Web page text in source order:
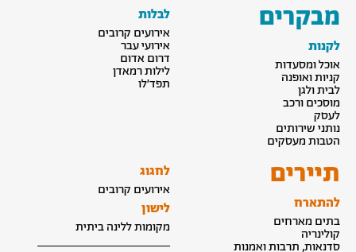
מבקרים
לקנות
אוכל ומסעדות
קניות ואופנה
לבית ולגן
מוסכים ורכב
לעסק
נותני שירותים
הטבות מעסקים
לבלות
אירועים קרובים
אירועי עבר
דרום אדום
לילות רמאדן
תפד׳לו
תיירים
להתארח
בתים מארחים
קולינריה
סדנאות, תרבות ואמנות
לחגוג
אירועים קרובים
לישון
מקומות ללינה ביתית